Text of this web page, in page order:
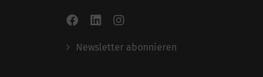
Newsletter abonnieren